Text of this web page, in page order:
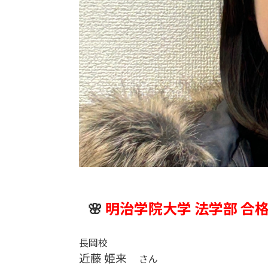
🌸 明治学院大学 法学部 合
長岡校
近藤 姫来 さん